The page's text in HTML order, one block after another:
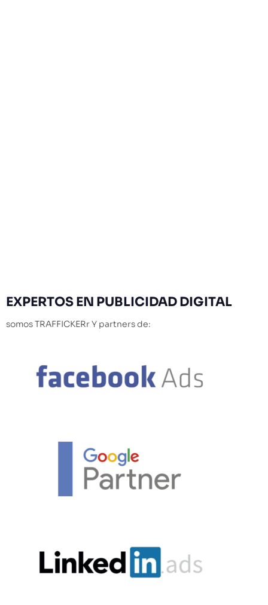
EXPERTOSEN PUBLICIDAD DIGITAL
somos TRAFFICKERr Y partners de: